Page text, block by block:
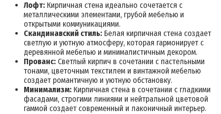
Лофт: Кирпичная стена идеально сочетается с
металлическими элементами, грубой мебелью и
открытыми коммуникациями.
Скандинавский стиль: Белая кирпичная стена создает
светлую и уютную атмосферу, которая гармонирует с
деревянной мебелью и минималистичным декором.
Прованс: Светлый кирпич в сочетании с пастельными
тонами, цветочным текстилем и винтажной мебелью
создает романтичную и уютную обстановку.
Минимализм: Кирпичная стена в сочетании с гладкими
фасадами, строгими линиями и нейтральной цветовой
гаммой создает современный и лаконичный интерьер.